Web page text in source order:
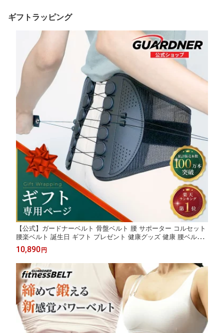
ギフトラッピング
【公式】ガードナーベルト 骨盤ベルト 腰 サポーター コルセット
腰楽ベルト 誕生日 ギフト プレゼント 健康グッズ 健康 腰ベルト
腰サポートベルト 腰用ベルト 骨盤 骨盤補正 骨盤サポーター ゆが
み 腰楽 補正 補正ベルト 産後 実用的 実用品
10,890円